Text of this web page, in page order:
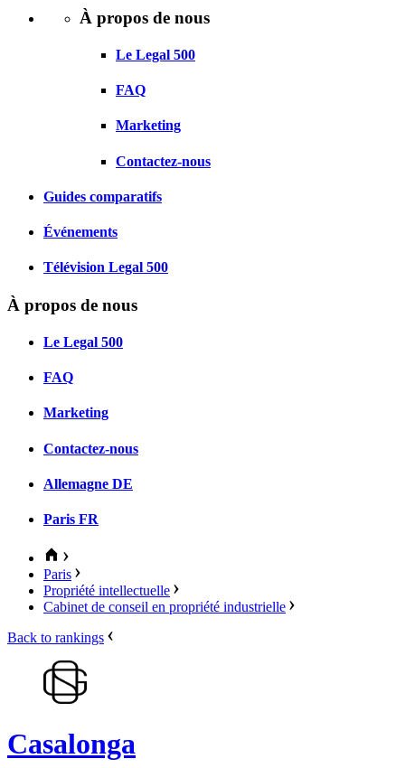
À propos de nous
Le Legal 500
FAQ
Marketing
Contactez-nous
Guides comparatifs
Événements
Télévision Legal 500
À propos de nous
Le Legal 500
FAQ
Marketing
Contactez-nous
Allemagne DE
Paris FR
Paris
Propriété intellectuelle
Cabinet de conseil en propriété industrielle
Back to rankings
Casalonga